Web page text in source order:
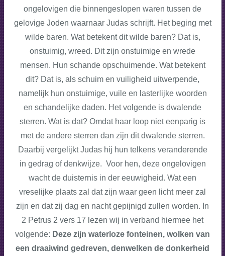
ongelovigen die binnengeslopen waren tussen de
gelovige Joden waarnaar Judas schrijft. Het beging met
wilde baren. Wat betekent dit wilde baren? Dat is,
onstuimig, wreed. Dit zijn onstuimige en wrede
mensen. Hun schande opschuimende. Wat betekent
dit? Dat is, als schuim en vuiligheid uitwerpende,
namelijk hun onstuimige, vuile en lasterlijke woorden
en schandelijke daden. Het volgende is dwalende
sterren. Wat is dat? Omdat haar loop niet eenparig is
met de andere sterren dan zijn dit dwalende sterren.
Daarbij vergelijkt Judas hij hun telkens veranderende
in gedrag of denkwijze. Voor hen, deze ongelovigen
wacht de duisternis in der eeuwigheid. Wat een
vreselijke plaats zal dat zijn waar geen licht meer zal
zijn en dat zij dag en nacht gepijnigd zullen worden. In
2 Petrus 2 vers 17 lezen wij in verband hiermee het
volgende: Deze zijn waterloze fonteinen, wolken van
een draaiwind gedreven, denwelken de donkerheid